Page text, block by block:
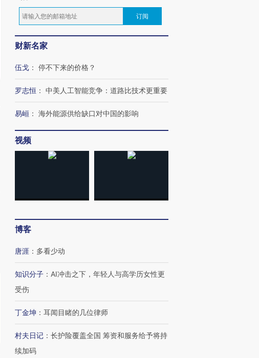
订阅
财新名家
伍戈 ： 停不下来的价格？
罗志恒 ： 中美人工智能竞争：道路比技术更重要
易峘 ： 海外能源供给缺口对中国的影响
视频
博客
唐涯 ： 多看少动
知识分子 ： AI冲击之下，年轻人与高学历女性更
受伤
丁金坤 ： 耳闻目睹的几位律师
村夫日记 ： 长护险覆盖全国 筹资和服务给予将持
续加码